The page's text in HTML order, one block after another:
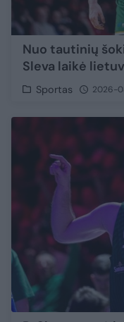
Nuo tautinių
Sleva laikė
Sportas 2026-